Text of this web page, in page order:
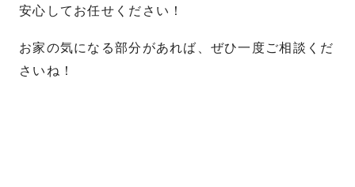
安心してお任せください！
お家の気になる部分があれば、ぜひ一度ご相談くだ
さいね！